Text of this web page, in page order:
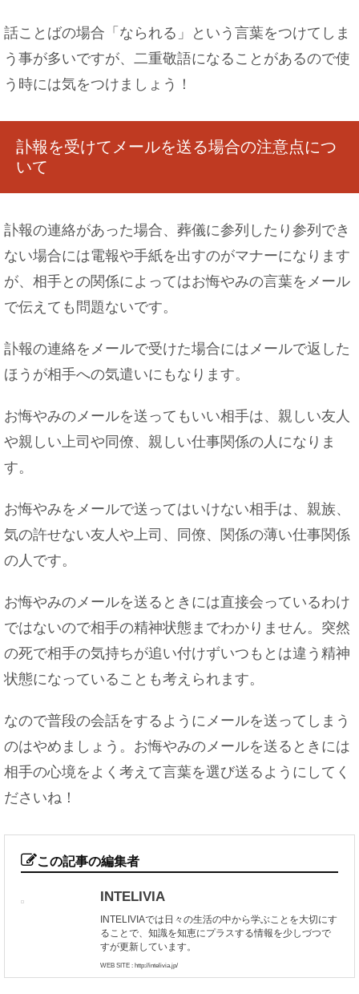
話ことばの場合「なられる」という言葉をつけてしま
う事が多いですが、二重敬語になることがあるので使
う時には気をつけましょう！
訃報を受けてメールを送る場合の注意点につ
いて
訃報の連絡があった場合、葬儀に参列したり参列でき
ない場合には電報や手紙を出すのがマナーになります
が、相手との関係によってはお悔やみの言葉をメール
で伝えても問題ないです。
訃報の連絡をメールで受けた場合にはメールで返した
ほうが相手への気遣いにもなります。
お悔やみのメールを送ってもいい相手は、親しい友人
や親しい上司や同僚、親しい仕事関係の人になりま
す。
お悔やみをメールで送ってはいけない相手は、親族、
気の許せない友人や上司、同僚、関係の薄い仕事関係
の人です。
お悔やみのメールを送るときには直接会っているわけ
ではないので相手の精神状態までわかりません。突然
の死で相手の気持ちが追い付けずいつもとは違う精神
状態になっていることも考えられます。
なので普段の会話をするようにメールを送ってしまう
のはやめましょう。お悔やみのメールを送るときには
相手の心境をよく考えて言葉を選び送るようにしてく
ださいね！
この記事の編集者
INTELIVIA
INTELIVIAでは日々の生活の中から学ぶことを大切にす
ることで、知識を知恵にプラスする情報を少しづつで
すが更新しています。
WEB SITE : http://intelivia.jp/